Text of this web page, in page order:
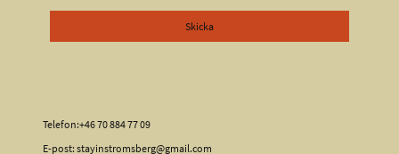
Skicka
Telefon:+46 70 884 77 09
E-post: stayinstromsberg@gmail.com